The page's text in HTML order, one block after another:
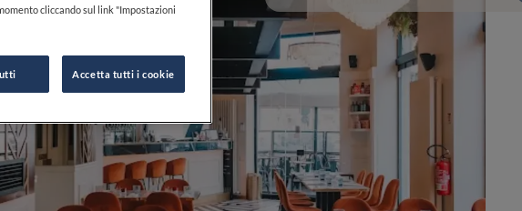
cliccando sul link "Impostazioni
Accetta tutti i cookie